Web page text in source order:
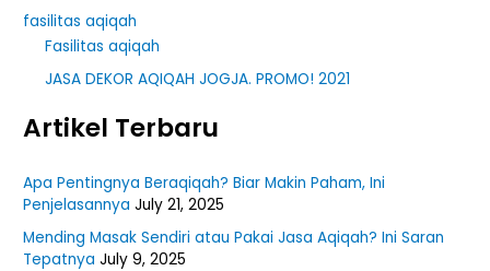
fasilitas aqiqah
Fasilitas aqiqah
JASA DEKOR AQIQAH JOGJA. PROMO! 2021
Artikel Terbaru
Apa Pentingnya Beraqiqah? Biar Makin Paham, Ini
Penjelasannya July 21, 2025
Mending Masak Sendiri atau Pakai Jasa Aqiqah? Ini Saran
Tepatnya July 9, 2025